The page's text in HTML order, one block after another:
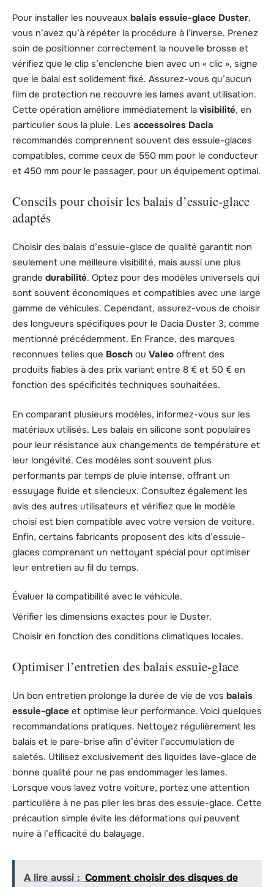
Pour installer les nouveaux balais essuie-glace Duster,
vous n’avez qu’à répéter la procédure à l’inverse. Prenez
soin de positionner correctement la nouvelle brosse et
vérifiez que le clip s’enclenche bien avec un « clic », signe
que le balai est solidement fixé. Assurez-vous qu’aucun
film de protection ne recouvre les lames avant utilisation.
Cette opération améliore immédiatement la visibilité, en
particulier sous la pluie. Les accessoires Dacia
recommandés comprennent souvent des essuie-glaces
compatibles, comme ceux de 550 mm pour le conducteur
et 450 mm pour le passager, pour un équipement optimal.
Conseils pour choisir les balais d’essuie-glace
adaptés
Choisir des balais d’essuie-glace de qualité garantit non
seulement une meilleure visibilité, mais aussi une plus
grande durabilité. Optez pour des modèles universels qui
sont souvent économiques et compatibles avec une large
gamme de véhicules. Cependant, assurez-vous de choisir
des longueurs spécifiques pour le Dacia Duster 3, comme
mentionné précédemment. En France, des marques
reconnues telles que Bosch ou Valeo offrent des
produits fiables à des prix variant entre 8 € et 50 € en
fonction des spécificités techniques souhaitées.
En comparant plusieurs modèles, informez-vous sur les
matériaux utilisés. Les balais en silicone sont populaires
pour leur résistance aux changements de température et
leur longévité. Ces modèles sont souvent plus
performants par temps de pluie intense, offrant un
essuyage fluide et silencieux. Consultez également les
avis des autres utilisateurs et vérifiez que le modèle
choisi est bien compatible avec votre version de voiture.
Enfin, certains fabricants proposent des kits d’essuie-
glaces comprenant un nettoyant spécial pour optimiser
leur entretien au fil du temps.
Évaluer la compatibilité avec le véhicule.
Vérifier les dimensions exactes pour le Duster.
Choisir en fonction des conditions climatiques locales.
Optimiser l’entretien des balais essuie-glace
Un bon entretien prolonge la durée de vie de vos balais
essuie-glace et optimise leur performance. Voici quelques
recommandations pratiques. Nettoyez régulièrement les
balais et le pare-brise afin d’éviter l’accumulation de
saletés. Utilisez exclusivement des liquides lave-glace de
bonne qualité pour ne pas endommager les lames.
Lorsque vous lavez votre voiture, portez une attention
particulière à ne pas plier les bras des essuie-glace. Cette
précaution simple évite les déformations qui peuvent
nuire à l’efficacité du balayage.
A lire aussi : Comment choisir des disques de